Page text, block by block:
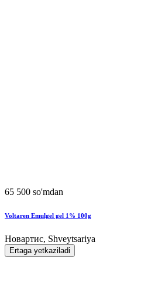
65 500 so'mdan
Voltaren Emulgel gel 1% 100g
Новартис, Shveytsariya
Ertaga yetkaziladi